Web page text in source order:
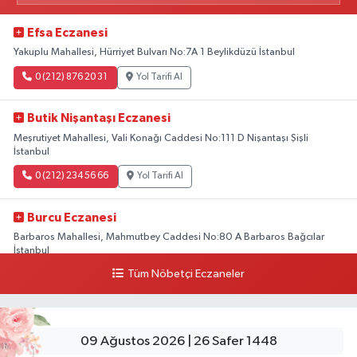
Efsa Eczanesi
Yakuplu Mahallesi, Hürriyet Bulvarı No:7A 1 Beylikdüzü İstanbul
0 (212) 876 20 31 Yol Tarifi Al
Butik Nişantaşı Eczanesi
Meşrutiyet Mahallesi, Vali Konağı Caddesi No:111 D Nişantaşı Şişli
İstanbul
0 (212) 234 56 66 Yol Tarifi Al
Burcu Eczanesi
Barbaros Mahallesi, Mahmutbey Caddesi No:80 A Barbaros Bağcılar
İstanbul
Yol Tarifi Al
Tuna Tillo Eczanesi
Akşemsettin Mahallesi, Akdeniz Caddesi No:12 A Fatih İstanbul
Tüm Nöbetçi Eczaneler
09 Ağustos 2026 | 26 Safer 1448